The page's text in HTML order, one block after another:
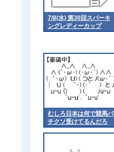
7/8(水) 第30回スパーキ
ングレディーカップ
Jpn3 発走20:10
むしろ日本は何で競馬バ
チクソ受けてるんだろ